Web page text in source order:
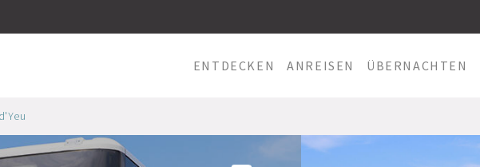
ENTDECKEN ANREISEN ÜBERNACHTEN